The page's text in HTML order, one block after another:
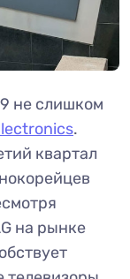
не слишком
.
квартал
на рынке